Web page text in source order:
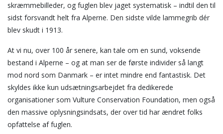
skræmmebilleder, og fuglen blev jaget systematisk – indtil den til
sidst forsvandt helt fra Alperne. Den sidste vilde lammegrib dér
blev skudt i 1913.
At vi nu, over 100 år senere, kan tale om en sund, voksende
bestand i Alperne – og at man ser de første individer så langt
mod nord som Danmark – er intet mindre end fantastisk. Det
skyldes ikke kun udsætningsarbejdet fra dedikerede
organisationer som Vulture Conservation Foundation, men også
den massive oplysningsindsats, der over tid har ændret folks
opfattelse af fuglen.